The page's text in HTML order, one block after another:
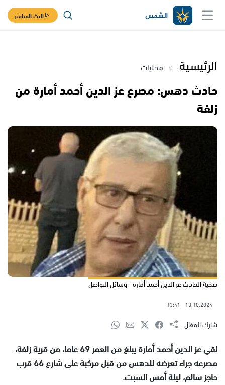
البث المباشر
الرئيسية محليات
حادث دهس: مصرع عز الدين أحمد أمارة من
زلفة
ضحية الحادث عز الدين أحمد أمارة - وسائل التواصل
13.10.2024
13:41
شارك المقال
لقي عز الدين أحمد أمارة يبلغ من العمر 69 عاما، من قرية زلفة،
مصرعه جراء تعرضه للدهس من قبل مركبة على شارع 66 قرب
حاجز سالم، ليلة أمس السبت.